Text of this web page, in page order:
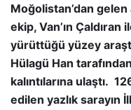
Moğolistan’dan
ekip, Van’ın
yürüttüğü yüzey
Hülagü Han
kalıntılarına ulaştı.
edilen yazlık sarayın